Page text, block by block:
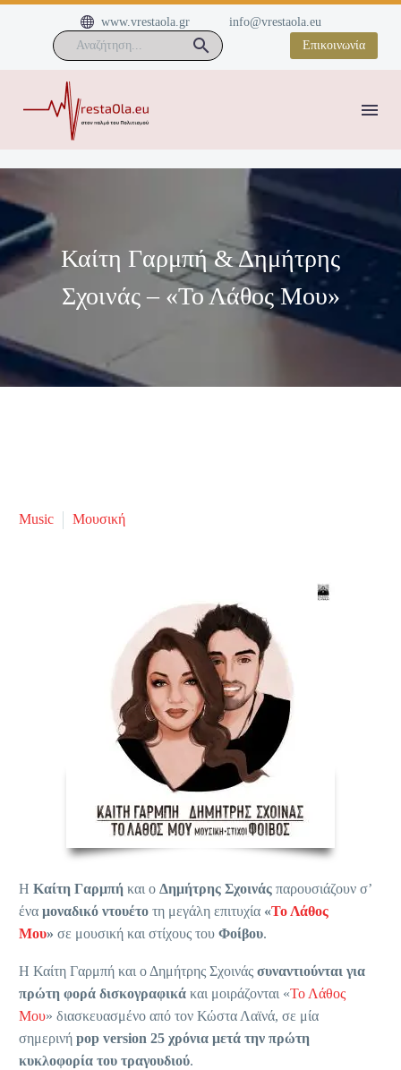

 www.vrestaola.gr
info@vrestaola.eu
Επικοινωνία
Καίτη Γαρμπή & Δημήτρης
Σχοινάς – «Το Λάθος Μου»
Music Μουσική
Η Καίτη Γαρμπή και ο Δημήτρης Σχοινάς παρουσιάζουν σ’
ένα μοναδικό ντουέτο τη μεγάλη επιτυχία «Το Λάθος
Μου» σε μουσική και στίχους του Φοίβου.
Η Καίτη Γαρμπή και ο Δημήτρης Σχοινάς συναντιούνται για
πρώτη φορά δισκογραφικά και μοιράζονται «Το Λάθος
Μου» διασκευασμένο από τον Κώστα Λαϊνά, σε μία
σημερινή pop version 25 χρόνια μετά την πρώτη
κυκλοφορία του τραγουδιού.